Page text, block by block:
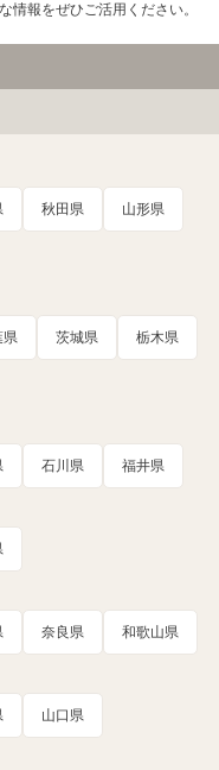
情報をぜひご活用ください。
秋田県 山形県
県 茨城県 栃木県
石川県 福井県
奈良県 和歌山県
山口県